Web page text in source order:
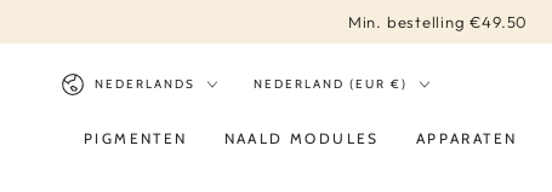
Min. bestelling €49.50
TaalNEDERLANDS Land/regio
NEDERLAND (EUR €)
PIGMENTEN NAALD MODULES APPARATEN